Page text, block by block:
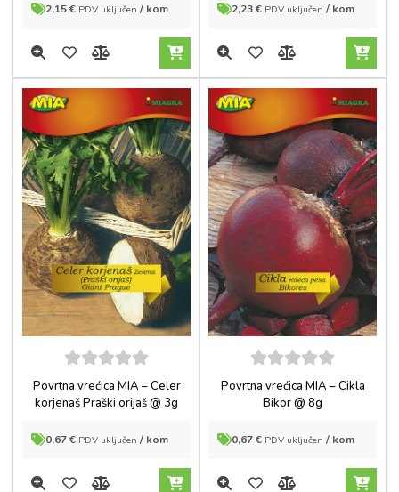
2,15€ PDV uključen / kom 2,23€ PDV uključen / kom
out of
5
Povrtna vrećica MIA – Celer
korjenaš Praški orijaš @ 3g
0,67€ PDV uključen / kom
out of
5
Povrtna vrećica MIA – Cikla
Bikor @ 8g
0,67€ PDV uključen / kom